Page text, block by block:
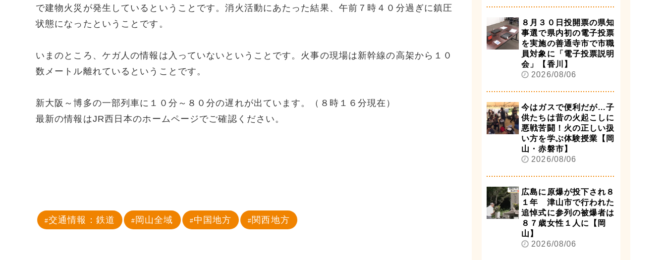
で建物火災が発生しているということです。消火活動にあたった結果、午前７時４０分過ぎに鎮圧
状態になったということです。
いまのところ、ケガ人の情報は入っていないということです。火事の現場は新幹線の高架から１０
数メートル離れているということです。
新大阪～博多の一部列車に１０分～８０分の遅れが出ています。（８時１６分現在）
最新の情報はJR西日本のホームページでご確認ください。
交通情報：鉄道 岡山全域 中国地方 関西地方
８月３０日投開票の県知
事選で県内初の電子投票
を実施の善通寺市で市職
員対象に「電子投票説明
会」【香川】
2026/08/06
今はガスで便利だが…子
供たちは昔の火起こしに
悪戦苦闘！火の正しい扱
い方を学ぶ体験授業【岡
山・赤磐市】
2026/08/06
広島に原爆が投下され８
１年 津山市で行われた
追悼式に参列の被爆者は
８７歳女性１人に【岡
山】
2026/08/06